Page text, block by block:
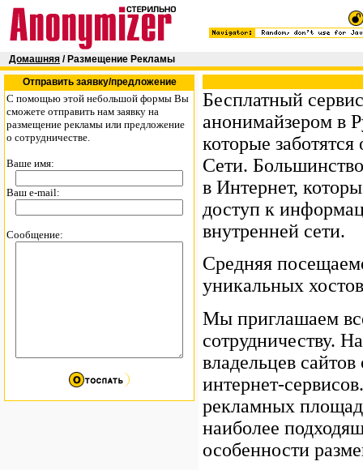
Домашняя / Размещение Рекламы
Отправить заявку/предложение
C помощью этой небольшой формы Вы
сможете отправить нам заявку на
размещение рекламы или предложение
о сотрудничестве.
Ваше имя:
Ваш e-mail:
Сообщение:
Бесплатный
анонимайзером в
которые
Сети.
в Интернет,
доступ к
внутренней сети.
Средняя
уникальных
Мы приглашаем
сотрудничеству.
владельцев
интернет-
рекламных
наиболее
особенности